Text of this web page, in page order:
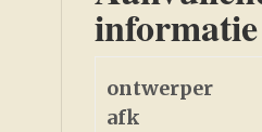
informatie
ontwerper
afk